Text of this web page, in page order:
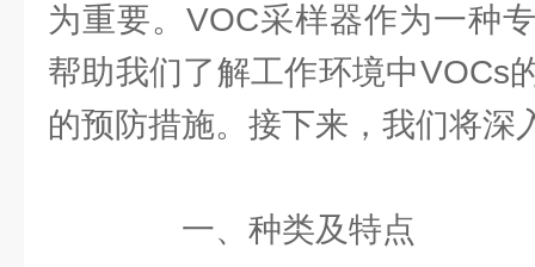
为重要。VOC采样器作为一种
帮助我们了解工作环境中VOCs
的预防措施。接下来，我们将深
一、种类及特点